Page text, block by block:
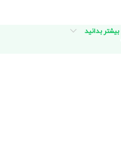
بیشتر بدانید